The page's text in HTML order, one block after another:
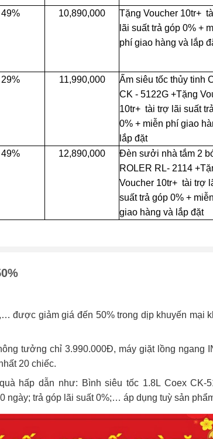
49% 10,890,000
Tặng Voucher 10tr+
lãi suất trả góp 0% +
phí giao hàng và lắp
29% 11,990,000
Ấm siêu tốc thủy tinh
CK - 5122G +Tặng
10tr+ tài trợ lãi suất
0% + miễn phí giao
lắp đặt
49% 12,890,000
Đèn sưởi nhà tắm 2
ROLER RL- 2114
Voucher 10tr+ tài trợ
suất trả góp 0% +
giao hàng và lắp đặt
được giảm giá đến 50% trong dịp khuyến mại
tưởng chỉ 3.990.000Đ, máy giặt lồng ngang
20 chiếc.
hấp dẫn như: Bình siêu tốc 1.8L Coex CK-
ngày; trả góp lãi suất 0%;… áp dụng tuỳ sản